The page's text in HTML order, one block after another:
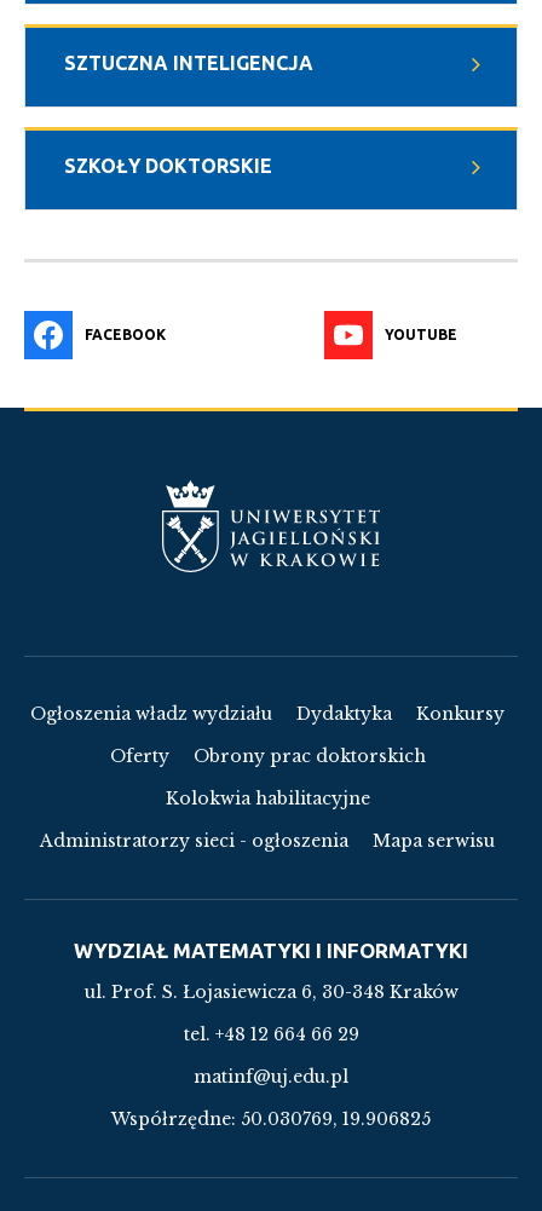
SZTUCZNA INTELIGENCJA
SZKOŁY DOKTORSKIE
FACEBOOK YOUTUBE
Ogłoszenia władz wydziału Dydaktyka
Konkursy
Oferty
Obrony prac doktorskich
Kolokwia habilitacyjne
Administratorzy sieci - ogłoszenia
Mapa serwisu
WYDZIAŁ MATEMATYKI I INFORMATYKI
ul. Prof. S. Łojasiewicza 6, 30-348 Kraków
tel. +48 12 664 66 29
matinf@uj.edu.pl
Współrzędne: 50.030769, 19.906825